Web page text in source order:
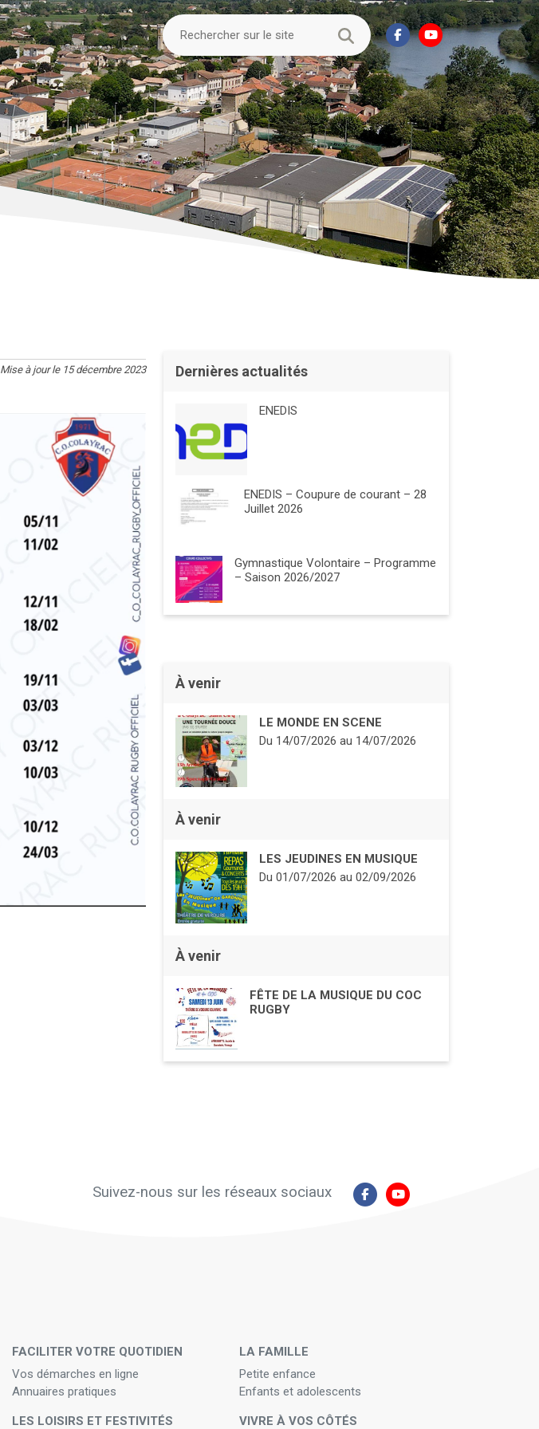
Mise à jour le 15 décembre 2023 Dernières actualités
ENEDIS
ENEDIS – Coupure de courant – 28
Juillet 2026
Gymnastique Volontaire – Programme
– Saison 2026/2027
À venir
LE MONDE EN SCENE
Du 14/07/2026au 14/07/2026
À venir
LES JEUDINES EN MUSIQUE
Du 01/07/2026au 02/09/2026
À venir
FÊTE DE LA MUSIQUE DU COC
RUGBY
Suivez-nous sur les réseaux sociaux
FACILITER VOTRE QUOTIDIEN
Vos démarches en ligne
Annuaires pratiques
LES LOISIRS ET FESTIVITÉS
LA FAMILLE
Petite enfance
Enfants et adolescents
VIVRE À VOS CÔTÉS